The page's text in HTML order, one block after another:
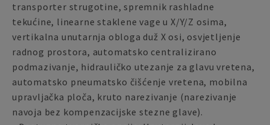
transporter strugotine, spremnik rashladne
tekućine, linearne staklene vage u X/Y/Z osima,
vertikalna unutarnja obloga duž X osi, osvjetljenje
radnog prostora, automatsko centralizirano
podmazivanje, hidrauličko utezanje za glavu vretena,
automatsko pneumatsko čišćenje vretena, mobilna
upravljačka ploča, kruto narezivanje (narezivanje
navoja bez kompenzacijske stezne glave).